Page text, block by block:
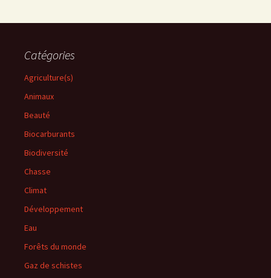
Catégories
Agriculture(s)
Animaux
Beauté
Biocarburants
Biodiversité
Chasse
Climat
Développement
Eau
Forêts du monde
Gaz de schistes